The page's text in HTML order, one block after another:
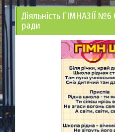
Діяльність ГІМНАЗІЇ №6
ради